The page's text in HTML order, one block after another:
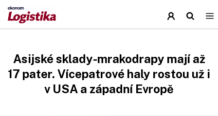
Asijské sklady-mrakodrapy mají až
17 pater. Vícepatrové haly rostou už i
v USA a západní Evropě